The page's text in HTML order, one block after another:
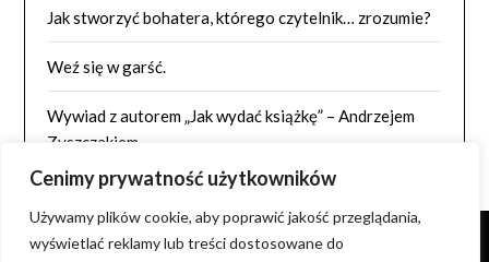
Cenimy prywatność użytkowników
Używamy plików cookie, aby poprawić jakość przeglądania,
wyświetlać reklamy lub treści dostosowane do
Jak stworzyć bohatera, którego czytelnik… zrozumie?
Weź się w garść.
Wywiad z autorem „Jak wydać książkę” – Andrzejem
Zyszczakiem